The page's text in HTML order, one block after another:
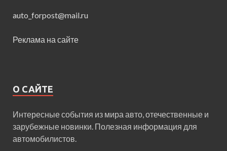
auto_forpost@mail.ru
Реклама на сайте
О САЙТЕ
Интересные события из мира авто, отечественные и
зарубежные новинки. Полезная информация для
автомобилистов.